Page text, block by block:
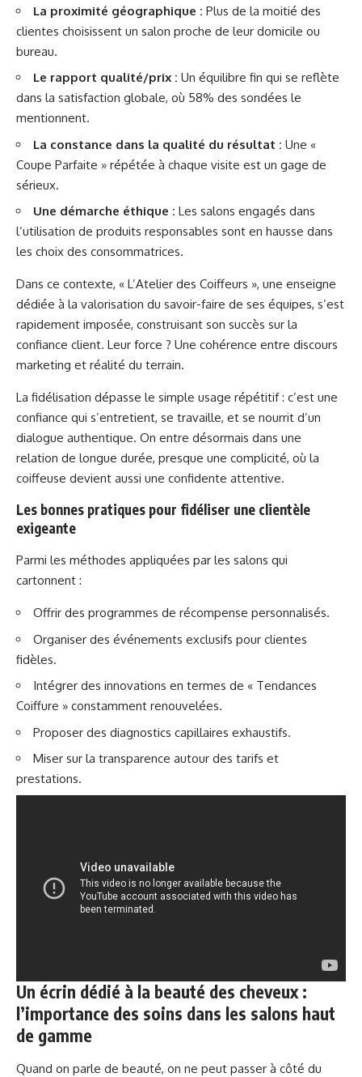
La proximité géographique : Plus de la moitié des
clientes choisissent un salon proche de leur domicile ou
bureau.
Le rapport qualité/prix : Un équilibre fin qui se reflète
dans la satisfaction globale, où 58% des sondées le
mentionnent.
La constance dans la qualité du résultat : Une «
Coupe Parfaite » répétée à chaque visite est un gage de
sérieux.
Une démarche éthique : Les salons engagés dans
l’utilisation de produits responsables sont en hausse dans
les choix des consommatrices.
Dans ce contexte, « L’Atelier des Coiffeurs », une enseigne
dédiée à la valorisation du savoir-faire de ses équipes, s’est
rapidement imposée, construisant son succès sur la
confiance client. Leur force ? Une cohérence entre discours
marketing et réalité du terrain.
La fidélisation dépasse le simple usage répétitif : c’est une
confiance qui s’entretient, se travaille, et se nourrit d’un
dialogue authentique. On entre désormais dans une
relation de longue durée, presque une complicité, où la
coiffeuse devient aussi une confidente attentive.
Les bonnes pratiques pour fidéliser une clientèle
exigeante
Parmi les méthodes appliquées par les salons qui
cartonnent :
Offrir des programmes de récompense personnalisés.
Organiser des événements exclusifs pour clientes
fidèles.
Intégrer des innovations en termes de « Tendances
Coiffure » constamment renouvelées.
Proposer des diagnostics capillaires exhaustifs.
Miser sur la transparence autour des tarifs et
prestations.
Un écrin dédié à la beauté des cheveux :
l’importance des soins dans les salons haut
de gamme
Quand on parle de beauté, on ne peut passer à côté du